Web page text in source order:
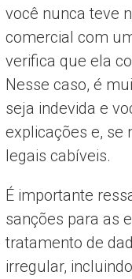
você nunca teve
comercial com
verifica que ela
Nesse caso, é
seja indevida e
explicações e, se
legais cabíveis.
É importante
sanções para as
tratamento de
irregular,